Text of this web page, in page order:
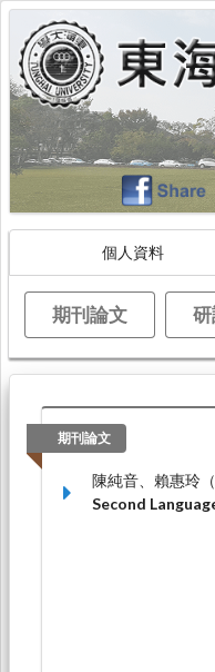
個人資料
期刊論文
期刊論文
陳純音、賴惠玲
Second